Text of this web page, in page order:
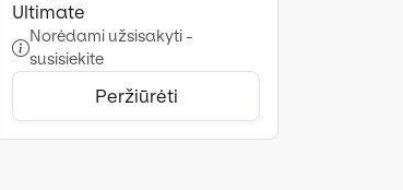
Ultimate
Norėdami užsisakyti -
susisiekite
Peržiūrėti